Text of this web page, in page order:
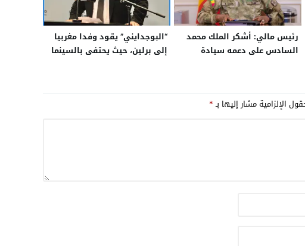
رئيس مالي: أشكر الملك محمد
السادس على دعمه سيادة
“البوجدايني” يقود وفدا مغربيا
إلى برلين، حيث يحتفى بالسينما
الإلزامية مشار إليها بـ*